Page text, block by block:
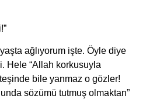
ağlıyorum işte. Öyle diye
Hele “Allah korkusuyla
bile yanmaz o gözler!
sözümü tutmuş olmaktan”